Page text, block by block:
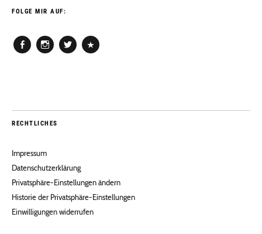
FOLGE MIR AUF:
RECHTLICHES
Impressum
Datenschutzerklärung
Privatsphäre-Einstellungen ändern
Historie der Privatsphäre-Einstellungen
Einwilligungen widerrufen